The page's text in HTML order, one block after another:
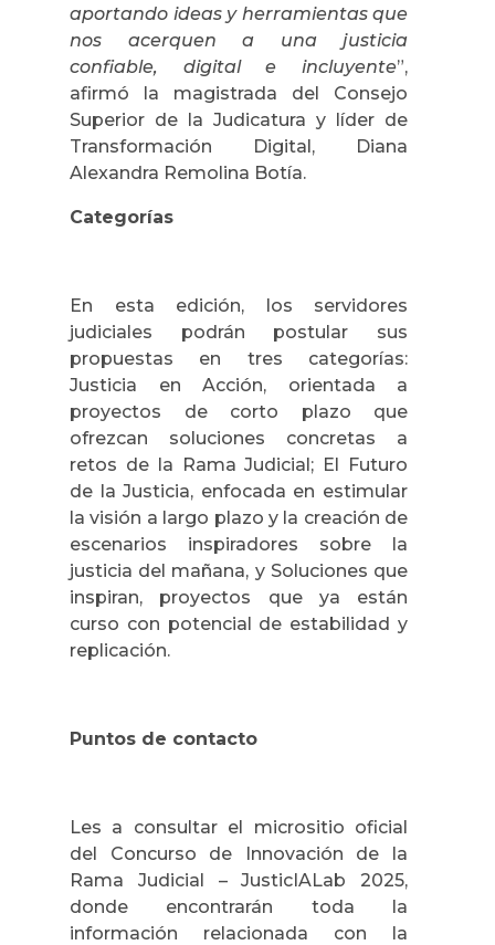
aportando ideas y herramientas que
nos acerquen a una justicia
confiable, digital e incluyente”,
afirmó la magistrada del Consejo
Superior de la Judicatura y líder de
Transformación Digital, Diana
Alexandra Remolina Botía.
Categorías
En esta edición, los servidores
judiciales podrán postular sus
propuestas en tres categorías:
Justicia en Acción, orientada a
proyectos de corto plazo que
ofrezcan soluciones concretas a
retos de la Rama Judicial; El Futuro
de la Justicia, enfocada en estimular
la visión a largo plazo y la creación de
escenarios inspiradores sobre la
justicia del mañana, y Soluciones que
inspiran, proyectos que ya están
curso con potencial de estabilidad y
replicación.
Puntos de contacto
Les a consultar el micrositio oficial
del Concurso de Innovación de la
Rama Judicial – JusticIALab 2025,
donde encontrarán toda la
información relacionada con la